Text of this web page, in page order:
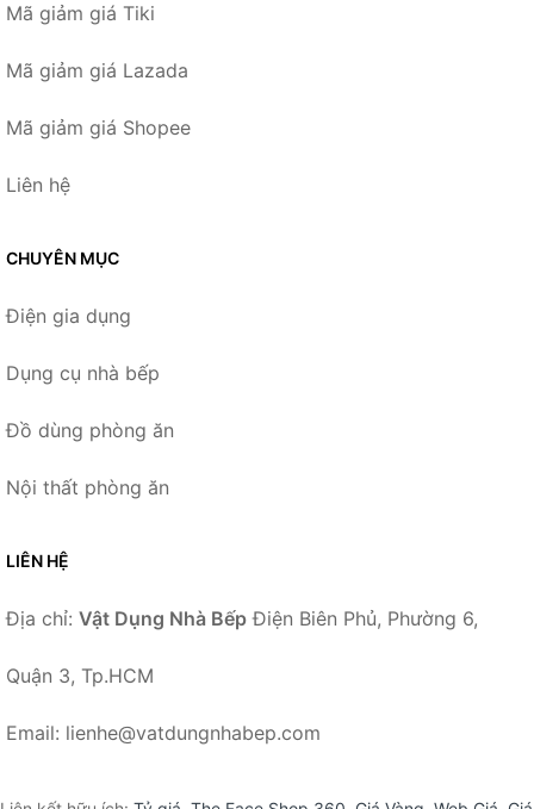
Mã giảm giá Tiki
Mã giảm giá Lazada
Mã giảm giá Shopee
Liên hệ
CHUYÊN MỤC
Điện gia dụng
Dụng cụ nhà bếp
Đồ dùng phòng ăn
Nội thất phòng ăn
LIÊN HỆ
Địa chỉ: Vật Dụng Nhà Bếp Điện Biên Phủ, Phường 6,
Quận 3, Tp.HCM
Email: lienhe@vatdungnhabep.com